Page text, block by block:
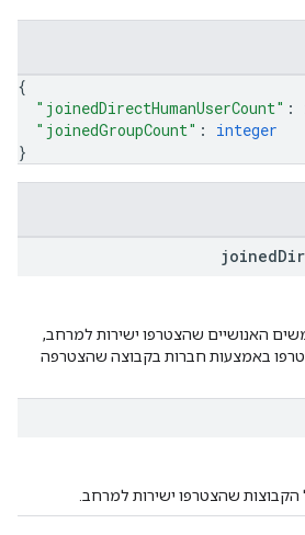
{
"joinedDirectHumanUserCount" :
"joinedGroupCount" : integer
}
joined
האנושיים שהצטרפו ישירות למרחב,
באמצעות חברות בקבוצה שהצטרפה
שהצטרפו ישירות למרחב.